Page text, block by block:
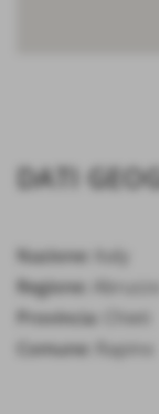
DATI
Nazione:
Italy
Regione:
Provincia:
Chieti
Comune:
Rapino